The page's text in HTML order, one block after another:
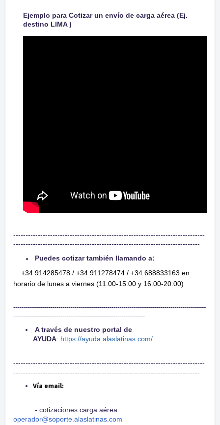
Ejemplo para Cotizar un envío de carga aérea (Ej.
destino LIMA )
------------------------------------------------------------------------------
----------------------------------------------------------------------------
Puedes cotizar también llamando a:
+34 914285478 / +34 911278474 / +34 688833163 en
horario de lunes a viernes (11:00-15:00 y 16:00-20:00)
--------------------------------------------------------------------------------------------------
-------------------------------------------------------------------
A través de nuestro portal de
AYUDA: https://ayuda.alaslatinas.com/
------------------------------------------------------------------------------
----------------------------------------------------------------------------
Vía email:
- cotizaciones carga aérea:
operador@soporte.alaslatinas.com